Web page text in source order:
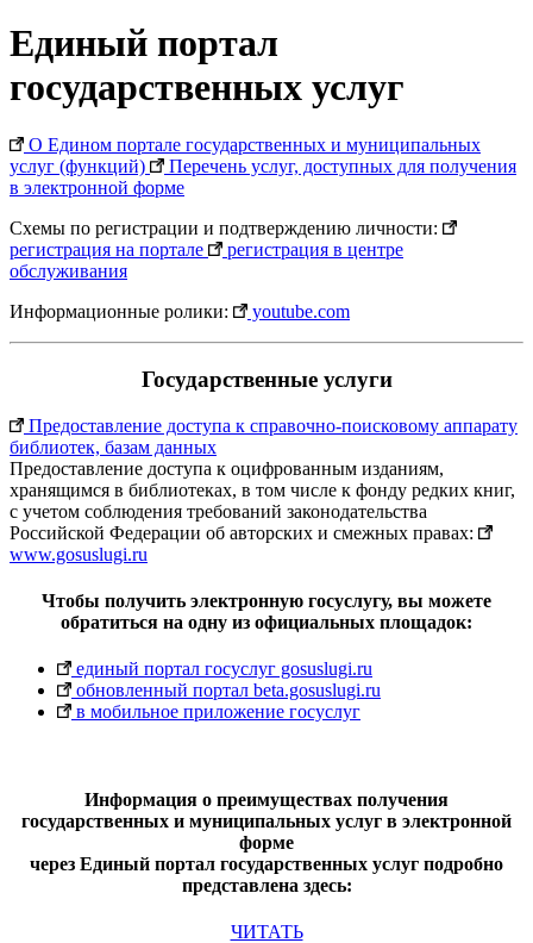
Единый портал
государственных услуг
О Едином портале государственных и муниципальных
услуг (функций)
Перечень услуг, доступных для получения
в электронной форме
Схемы по регистрации и подтверждению личности:
регистрация на портале
регистрация в центре
обслуживания
Информационные ролики:
youtube.com
Государственные услуги
Предоставление доступа к справочно-поисковому аппарату
библиотек, базам данных
Предоставление доступа к оцифрованным изданиям,
хранящимся в библиотеках, в том числе к фонду редких книг,
с учетом соблюдения требований законодательства
Российской Федерации об авторских и смежных правах:
www.gosuslugi.ru
Чтобы получить электронную госуслугу, вы можете
обратиться на одну из официальных площадок:
единый портал госуслуг gosuslugi.ru
обновленный портал beta.gosuslugi.ru
в мобильное приложение госуслуг
Информация о преимуществах получения
государственных и муниципальных услуг в электронной
форме
через Единый портал государственных услуг подробно
представлена здесь:
ЧИТАТЬ